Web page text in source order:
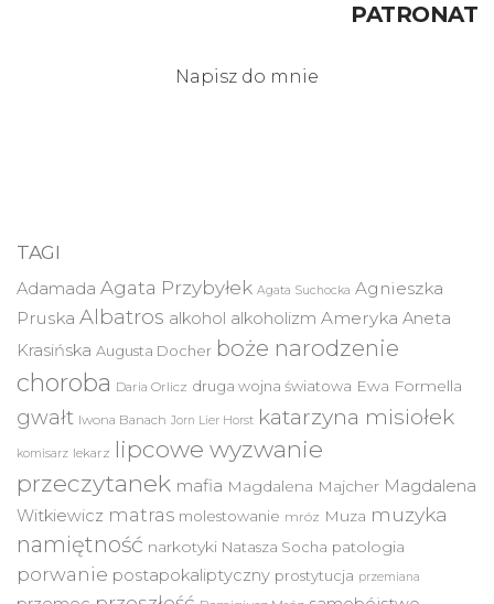
PATRONAT
Napisz do mnie
TAGI
Adamada Agata Przybyłek Agata Suchocka Agnieszka
Pruska Albatros alkohol alkoholizm Ameryka Aneta
Krasińska Augusta Docher boże narodzenie
choroba Daria Orlicz druga wojna światowa Ewa Formella
gwałt Iwona Banach Jorn Lier Horst katarzyna misiołek
komisarz lekarz lipcowe wyzwanie
przeczytanek mafia Magdalena Majcher Magdalena
Witkiewicz matras molestowanie mróz Muza muzyka
namiętność narkotyki Natasza Socha patologia
porwanie postapokaliptyczny prostytucja przemiana